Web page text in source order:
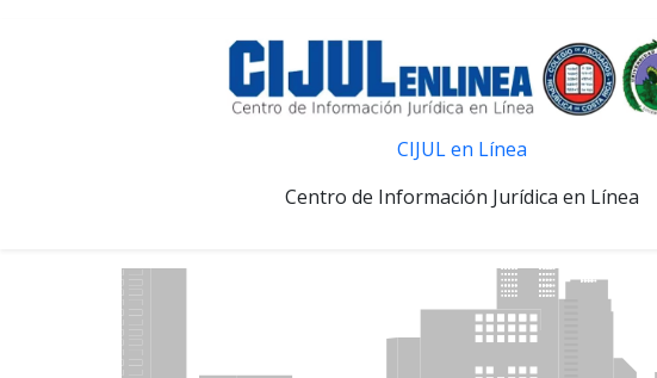
CIJUL en Línea
Centro de Información Jurídica en Línea